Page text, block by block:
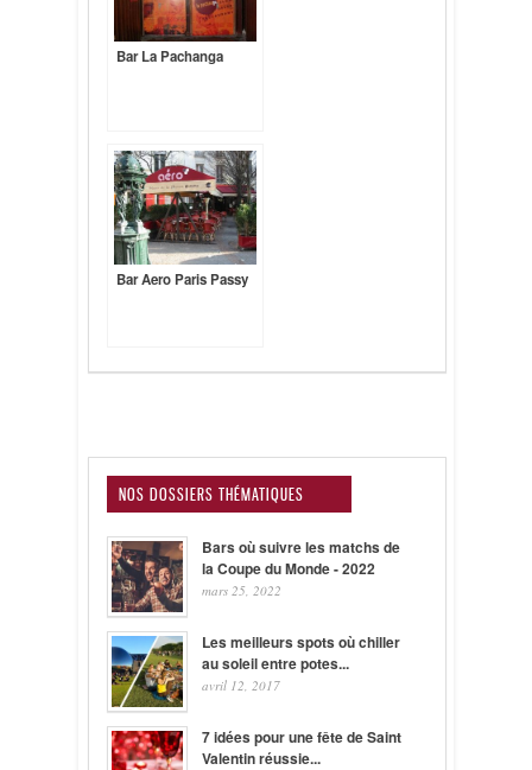
Bar La Pachanga
Bar Aero Paris Passy
NOS DOSSIERS THÉMATIQUES
Bars où suivre les matchs de
la Coupe du Monde - 2022
mars 25, 2022
Les meilleurs spots où chiller
au soleil entre potes...
avril 12, 2017
7 idées pour une fête de Saint
Valentin réussie...